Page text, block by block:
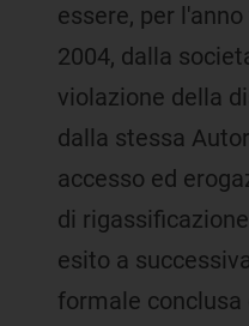
essere, per
2004, dalla
violazione della
dalla stessa
accesso ed
di
esito a
formale conclusa